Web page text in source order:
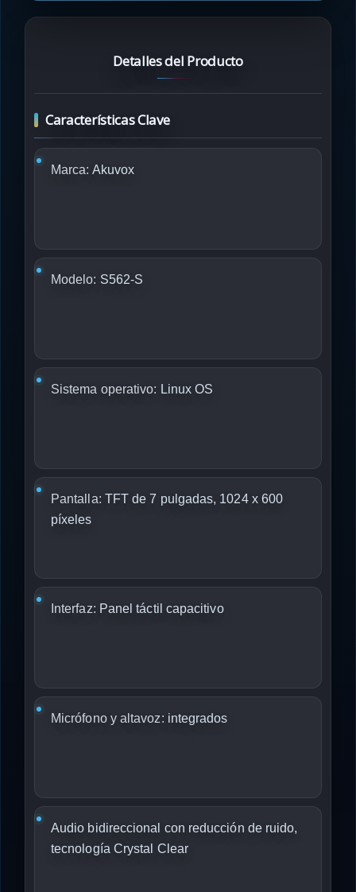
Detalles del Producto
Características Clave
Marca: Akuvox
Modelo: S562-S
Sistema operativo: Linux OS
Pantalla: TFT de 7 pulgadas, 1024 x 600
píxeles
Interfaz: Panel táctil capacitivo
Micrófono y altavoz: integrados
Audio bidireccional con reducción de ruido,
tecnología Crystal Clear